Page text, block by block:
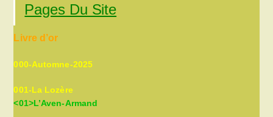
Pages Du Site
Livre d’or
000-Automne-2025
001-La Lozère
<01>L’Aven-Armand